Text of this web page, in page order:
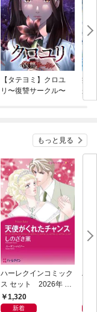
【タテヨミ】クロユ
リ〜復讐サークル〜
病
が
ぎ
もっと見る
ハーレクインコミック
ス セット 2026年 vo
l.1017
1,320
新着
ハ